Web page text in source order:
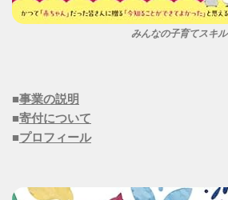
みんなの子育てスキル
■事業の説明
■寄付について
■プロフィール